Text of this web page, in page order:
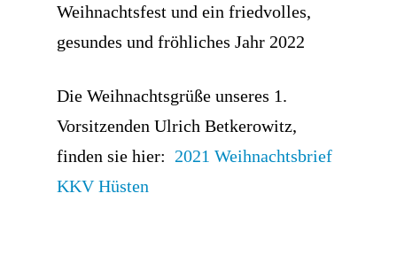
Weihnachtsfest und ein friedvolles,
gesundes und fröhliches Jahr 2022
Die Weihnachtsgrüße unseres 1.
Vorsitzenden Ulrich Betkerowitz,
finden sie hier: 2021 Weihnachtsbrief
KKV Hüsten